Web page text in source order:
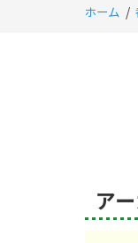
ホーム
ア